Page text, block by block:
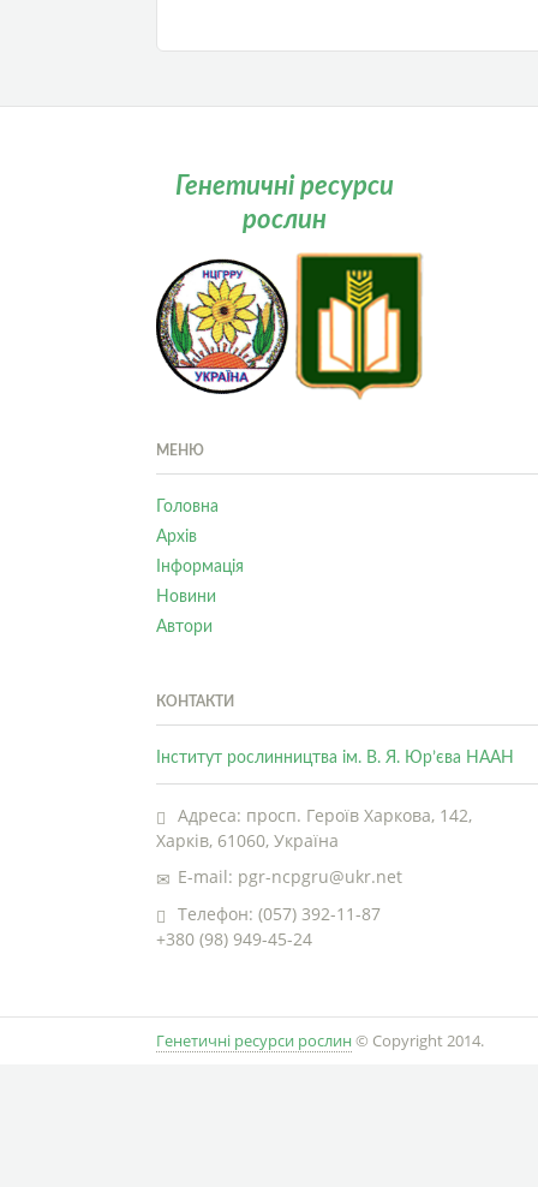
Генетичні ресурси
рослин
МЕНЮ
Головна
Архів
Інформація
Новини
Автори
КОНТАКТИ
Інститут рослинництва ім. В. Я. Юр’єва НААН
Адреса: просп. Героїв Харкова, 142,
Харків, 61060, Україна
E-mail: pgr-ncpgru@ukr.net
Телефон: (057) 392-11-87
+380 (98) 949-45-24
Генетичні ресурси рослин © Copyright 2014.